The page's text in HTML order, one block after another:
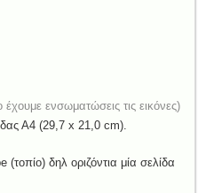
έχουμε ενσωματώσεις τις εικόνες)
Α4 (29,7 x 21,0 cm).
δηλ οριζόντια μία σελίδα